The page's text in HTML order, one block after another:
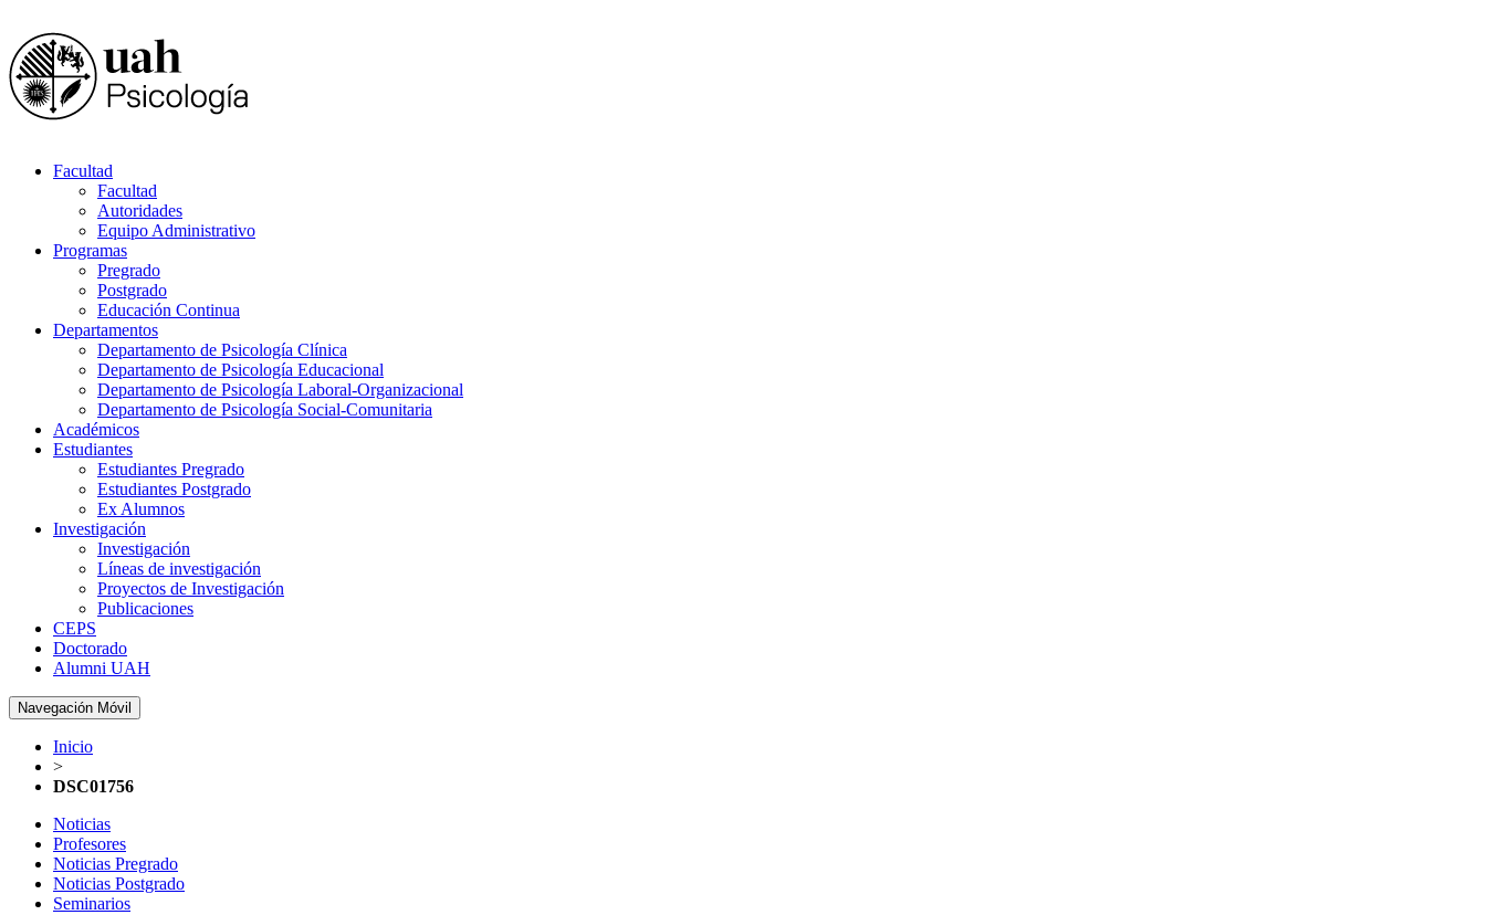
Facultad
Facultad
Autoridades
Equipo Administrativo
Programas
Pregrado
Postgrado
Educación Continua
Departamentos
Departamento de Psicología Clínica
Departamento de Psicología Educacional
Departamento de Psicología Laboral-Organizacional
Departamento de Psicología Social-Comunitaria
Académicos
Estudiantes
Estudiantes Pregrado
Estudiantes Postgrado
Ex Alumnos
Investigación
Investigación
Líneas de investigación
Proyectos de Investigación
Publicaciones
CEPS
Doctorado
Alumni UAH
Navegación Móvil
Inicio
>
DSC01756
Noticias
Profesores
Noticias Pregrado
Noticias Postgrado
Seminarios